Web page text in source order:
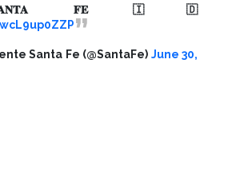
𝐒𝐀𝐍𝐓𝐀 𝐅𝐄 🇮🇩
Santa Fe (@SantaFe) June 30,